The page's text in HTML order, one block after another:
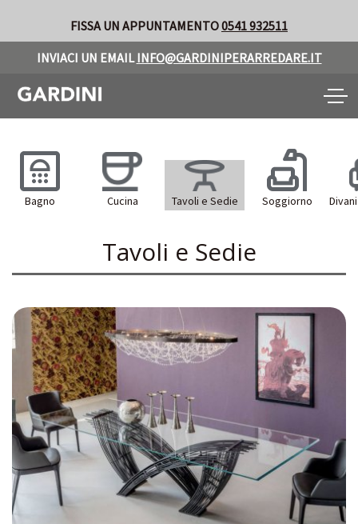
FISSA UN APPUNTAMENTO0541 932511
INVIACI UN EMAILINFO@GARDINIPERARREDARE.IT
Toggle
Bagno Cucina Tavoli e Sedie Soggiorno
Tavoli e Sedie